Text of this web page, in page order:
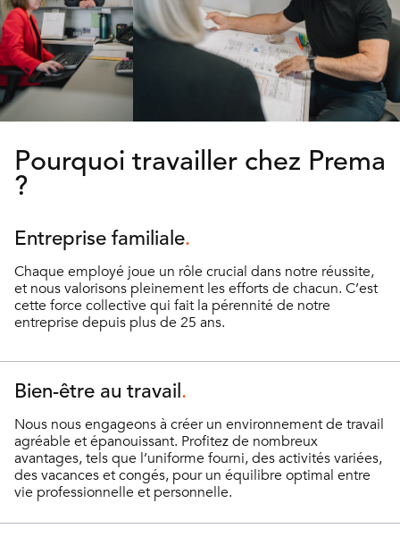
Pourquoi travailler chez Prema
?
Entreprise familiale
Chaque employé joue un rôle crucial dans notre réussite,
et nous valorisons pleinement les efforts de chacun. C’est
cette force collective qui fait la pérennité de notre
entreprise depuis plus de 25 ans.
Bien-être au travail
Nous nous engageons à créer un environnement de travail
agréable et épanouissant. Profitez de nombreux
avantages, tels que l’uniforme fourni, des activités variées,
des vacances et congés, pour un équilibre optimal entre
vie professionnelle et personnelle.